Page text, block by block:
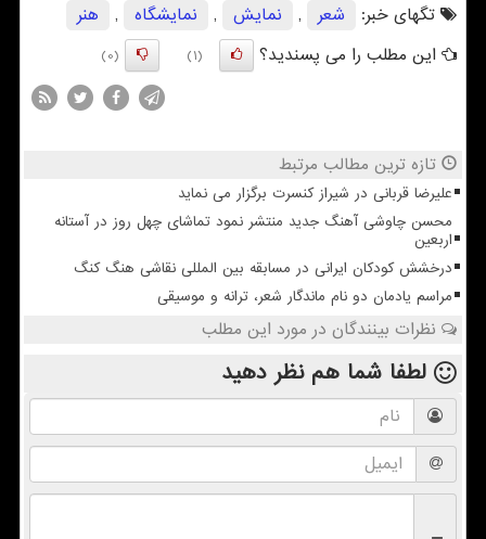
تگهای خبر:
شعر , نمایش , نمایشگاه ,
هنر
این مطلب را می پسندید؟
(1)
(0)
تازه ترین مطالب مرتبط
علیرضا قربانی در شیراز کنسرت برگزار می نماید
محسن چاوشی آهنگ جدید منتشر نمود تماشای چهل روز در آستانه
اربعین
درخشش کودکان ایرانی در مسابقه بین المللی نقاشی هنگ کنگ
مراسم یادمان دو نام ماندگار شعر، ترانه و موسیقی
نظرات بینندگان در مورد این مطلب
لطفا شما همنظر دهید